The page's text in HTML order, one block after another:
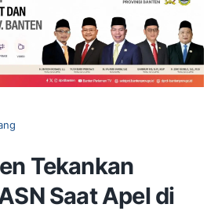
Tekankan
Saat Apel di